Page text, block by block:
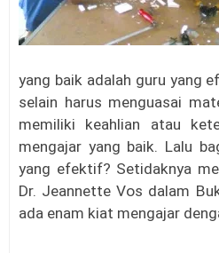
yang baik adalah guru yang
selain harus menguasai
memiliki keahlian atau
mengajar yang baik. Lalu
yang efektif? Setidaknya
Dr. Jeannette Vos dalam
ada enam kiat mengajar